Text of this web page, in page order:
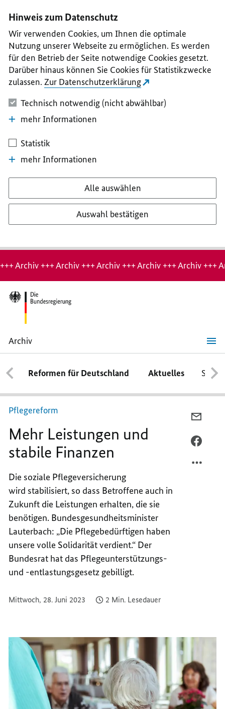
II
III
IV
V
Hinweis zum Datenschutz
Wir verwenden Cookies, um Ihnen die optimale
Nutzung unserer Webseite zu ermöglichen. Es werden
für den Betrieb der Seite notwendige Cookies gesetzt.
Darüber hinaus können Sie Cookies für Statistikzwecke
zulassen. Zur Datenschutzerklärung
Technisch notwendig (nicht abwählbar)
mehr Informationen
Statistik
mehr Informationen
Alle auswählen
Auswahl bestätigen
Hinweis:
Archiv-
Seite
+++ Archiv +++ Archiv +++ Archiv +++ Archiv +++ Archiv +++
Archiv
Mehr
Leistungen
und
stabile
Finanzen
Reformen für Deutschland Aktuelles
Pflegereform
Mehr Leistungen und
stabile Finanzen
Die soziale Pflegeversicherung
wird stabilisiert, so dass Betroffene auch in
Zukunft die Leistungen erhalten, die sie
benötigen. Bundesgesundheitsminister
Lauterbach: „Die Pflegebedürftigen haben
unsere volle Solidarität verdient.“ Der
Bundesrat hat das Pflegeunterstützungs-
und -entlastungsgesetz gebilligt.
Mittwoch, 28. Juni 2023 2 Min. Lesedauer